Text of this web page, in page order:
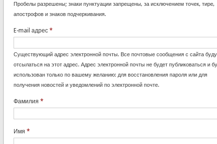
Пробелы разрешены; знаки пунктуации запрещены, за исключением точек, тире,
апострофов и знаков подчеркивания.
E-mail адрес *
Существующий адрес электронной почты. Все почтовые сообщения с сайта
отсылаться на этот адрес. Адрес электронной почты не будет публиковаться и
использован только по вашему желанию: для восстановления пароля или для
получения новостей и уведомлений по электронной почте.
Фамилия *
Имя *